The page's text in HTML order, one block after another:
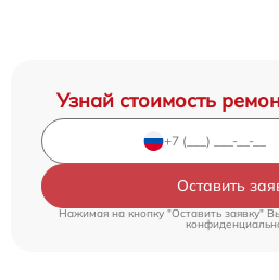
Узнай стоимость
Оставить
Нажимая на кнопку "Оставить заявку"